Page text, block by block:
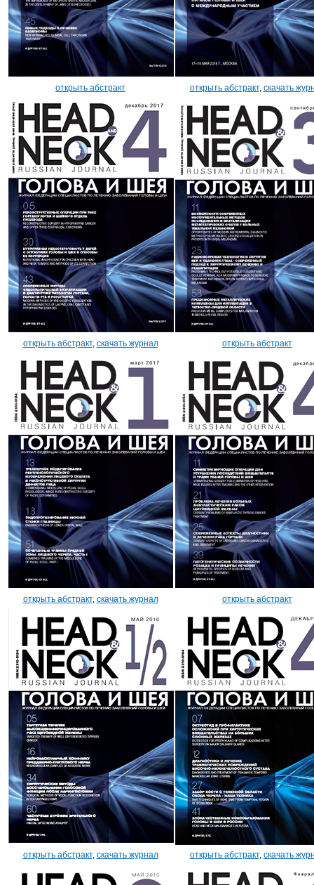
открыть абстракт открыть абстракт, скачать
открыть абстракт, скачать журнал открыть абстракт
открыть абстракт, скачать журнал открыть абстракт
открыть абстракт, скачать журнал открыть абстракт, скачать